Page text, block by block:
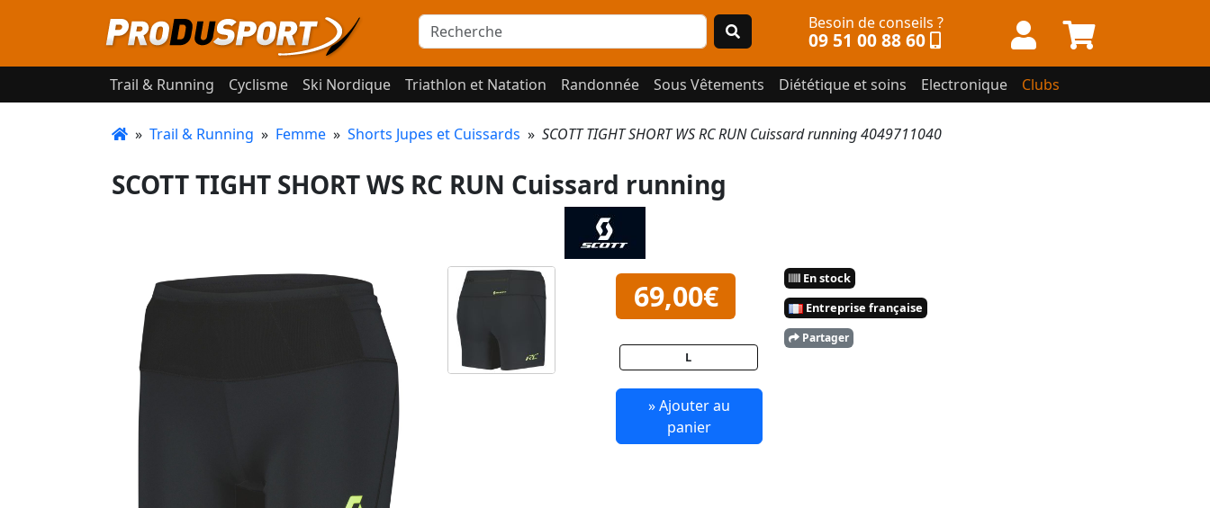
Besoin de conseils ?
09 51 00 88 60
Trail & Running Cyclisme Ski Nordique Triathlon et Natation Randonnée Sous Vêtements Diététique et soins Electronique Clubs
» Trail & Running » Femme » Shorts Jupes et Cuissards » SCOTT TIGHT SHORT WS RC RUN Cuissard running 4049711040
SCOTT TIGHT SHORT WS RC RUN Cuissard running
69,00€
L
» Ajouter au
panier
En stock
Entreprise française
Partager